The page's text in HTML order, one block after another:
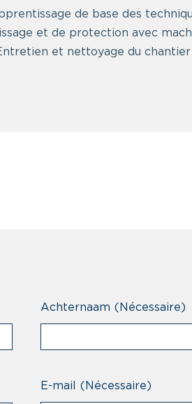
de base des
et de protection avec
et nettoyage du chantier
Achternaam (Nécessaire)
E-mail (Nécessaire)